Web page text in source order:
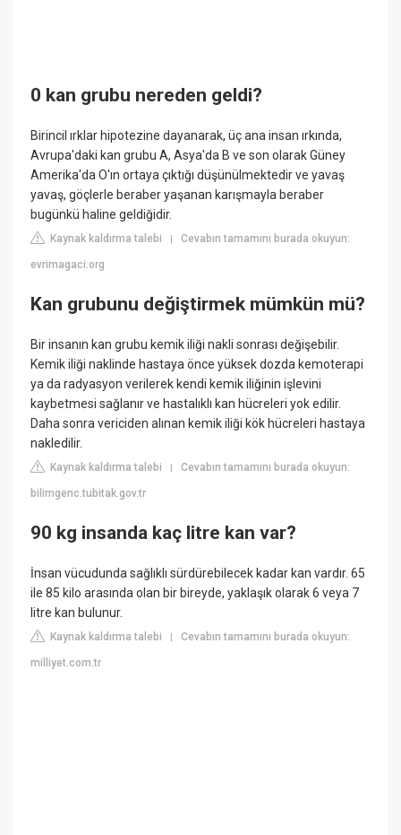
0 kan grubu nereden geldi?
Birincil ırklar hipotezine dayanarak, üç ana insan ırkında,
Avrupa'daki kan grubu A, Asya'da B ve son olarak Güney
Amerika'da O'ın ortaya çıktığı düşünülmektedir ve yavaş
yavaş, göçlerle beraber yaşanan karışmayla beraber
bugünkü haline geldiğidir.
Kaynak kaldırma talebi |Cevabın tamamını burada okuyun:
evrimagaci.org
Kan grubunu değiştirmek mümkün mü?
Bir insanın kan grubu kemik iliği nakli sonrası değişebilir.
Kemik iliği naklinde hastaya önce yüksek dozda kemoterapi
ya da radyasyon verilerek kendi kemik iliğinin işlevini
kaybetmesi sağlanır ve hastalıklı kan hücreleri yok edilir.
Daha sonra vericiden alınan kemik iliği kök hücreleri hastaya
nakledilir.
Kaynak kaldırma talebi |Cevabın tamamını burada okuyun:
bilimgenc.tubitak.gov.tr
90 kg insanda kaç litre kan var?
İnsan vücudunda sağlıklı sürdürebilecek kadar kan vardır. 65
ile 85 kilo arasında olan bir bireyde, yaklaşık olarak 6 veya 7
litre kan bulunur.
Kaynak kaldırma talebi |Cevabın tamamını burada okuyun:
milliyet.com.tr